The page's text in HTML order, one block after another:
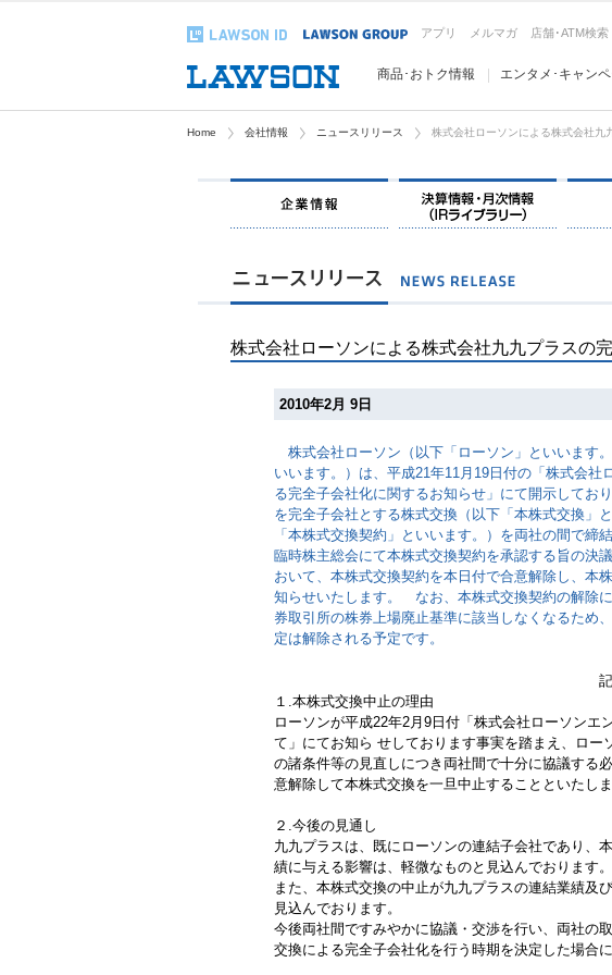
アプリ メルマガ 店舗･ATM検索
商品･おトク情報 エンタメ･キャン
Home 会社情報 ニュースリリース 株式会社ローソンによる株式会社九
株式会社ローソンによる株式会社九九プラスの
2010年2月 9日
株式会社ローソン（以下「ローソン」といいます
いいます。）は、平成21年11月19日付の「株式会
る完全子会社化に関するお知らせ」にて開示してお
を完全子会社とする株式交換（以下「本株式交換」
「本株式交換契約」といいます。）を両社の間で
臨時株主総会にて本株式交換契約を承認する旨の決
おいて、本株式交換契約を本日付で合意解除し、本
知らせいたします。 なお、本株式交換契約の解除
券取引所の株券上場廃止基準に該当しなくなるため
定は解除される予定です。
記
１.本株式交換中止の理由
ローソンが平成22年2月9日付「株式会社ローソン
て」にてお知ら せしております事実を踏まえ、ロ
の諸条件等の見直しにつき両社間で十分に協議する
意解除して本株式交換を一旦中止することといたしま
２.今後の見通し
九九プラスは、既にローソンの連結子会社であり、
績に与える影響は、軽微なものと見込んでおります。
また、本株式交換の中止が九九プラスの連結業績及
見込んでおります。
今後両社間ですみやかに協議・交渉を行い、両社の
交換による完全子会社化を行う時期を決定した場合